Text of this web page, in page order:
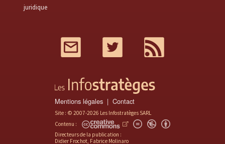
juridique
Twitter
Mentions légales Contact
Site : © 2007-2026 Les Infostratèges SARL
Contenu :
Directeurs de la publication :
Didier Frochot, Fabrice Molinaro